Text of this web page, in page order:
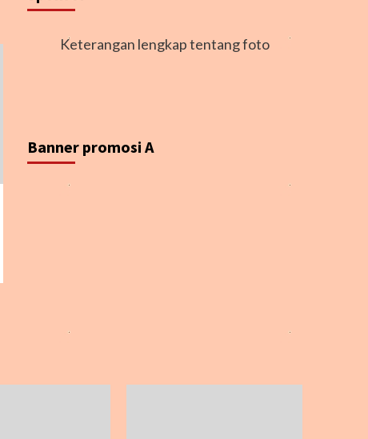
Keterangan lengkap tentang foto
Banner promosi A